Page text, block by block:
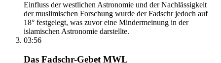
Einfluss der westlichen Astronomie und der Nachlässigkeit
der muslimischen Forschung wurde der Fadschr jedoch auf
18° festgelegt, was zuvor eine Mindermeinung in der
islamischen Astronomie darstellte.
03:56
Das Fadschr-Gebet MWL